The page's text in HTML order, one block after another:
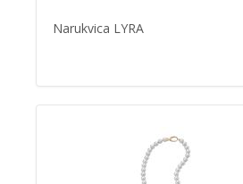
Narukvica LYRA